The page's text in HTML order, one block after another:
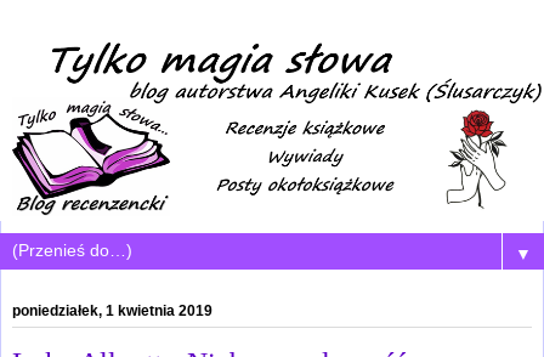
▼
poniedziałek, 1 kwietnia 2019